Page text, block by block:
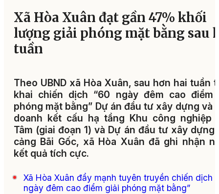
Xã Hòa Xuân đạt gần 47% khối
lượng giải phóng mặt bằng sau
tuần
Theo UBND xã Hòa Xuân, sau hơn hai tuần
khai chiến dịch “60 ngày đêm cao điểm
phóng mặt bằng” Dự án đầu tư xây dựng và
doanh kết cấu hạ tầng Khu công nghiệp
Tâm (giai đoạn 1) và Dự án đầu tư xây dựng
cảng Bãi Gốc, xã Hòa Xuân đã ghi nhận
kết quả tích cực.
Xã Hòa Xuân đẩy mạnh tuyên truyền chiến dịch
ngày đêm cao điểm giải phóng mặt bằng”